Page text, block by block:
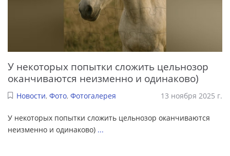
У некоторых попытки сложить цельнозор
оканчиваются неизменно и одинаково)
Новости, Фото, Фотогалерея 13 ноября 2025 г.
У некоторых попытки сложить цельнозор оканчиваются
неизменно и одинаково) ...